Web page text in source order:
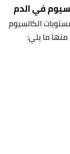
في الدم
الكالسيوم
ما يلي: